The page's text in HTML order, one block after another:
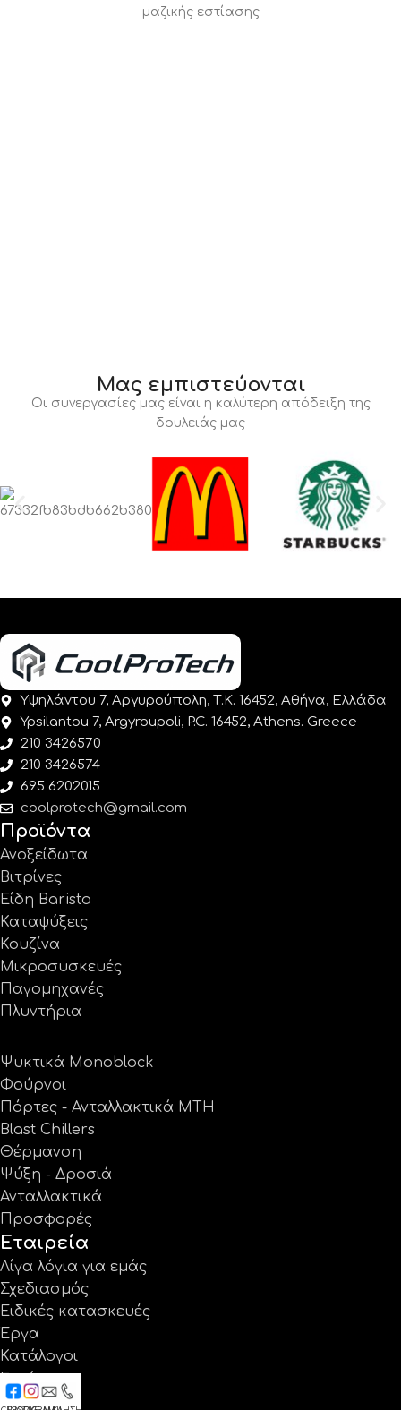
μαζικής εστίασης
Μας εμπιστεύονται
Οι συνεργασίες μας είναι η καλύτερη απόδειξη της
δουλειάς μας
Υψηλάντου 7, Αργυρούπολη, Τ.Κ. 16452, Αθήνα, Ελλάδα
Ypsilantou 7, Argyroupoli, P.C. 16452, Athens. Greece
210 3426570
210 3426574
695 6202015
coolprotech@gmail.com
Προϊόντα
Ανοξείδωτα
Βιτρίνες
Είδη Barista
Καταψύξεις
Κουζίνα
Μικροσυσκευές
Παγομηχανές
Πλυντήρια
Ψυκτικά Monoblock
Φούρνοι
Πόρτες - Ανταλλακτικά MTH
Blast Chillers
Θέρμανση
Ψύξη - Δροσιά
Ανταλλακτικά
Προσφορές
Εταιρεία
Λίγα λόγια για εμάς
Σχεδιασμός
Ειδικές κατασκευές
Έργα
Κατάλογοι
Εγγύηση
Νέα